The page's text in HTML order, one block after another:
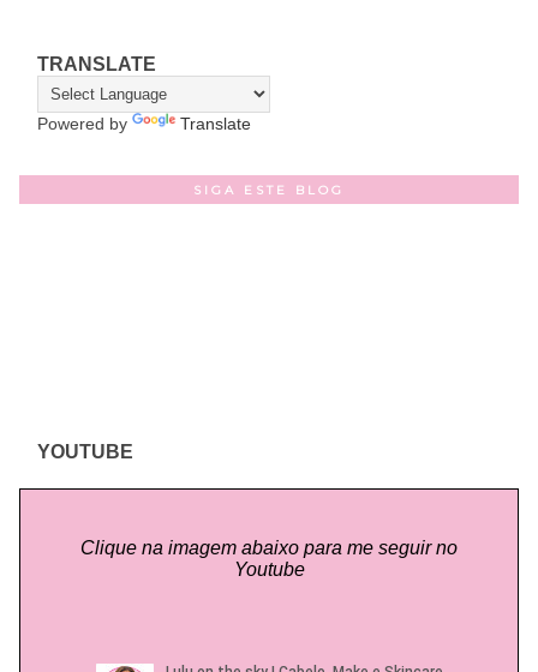
TRANSLATE
Powered by Translate
SIGA ESTE BLOG
YOUTUBE
Clique na imagem abaixo para me seguir no
Youtube